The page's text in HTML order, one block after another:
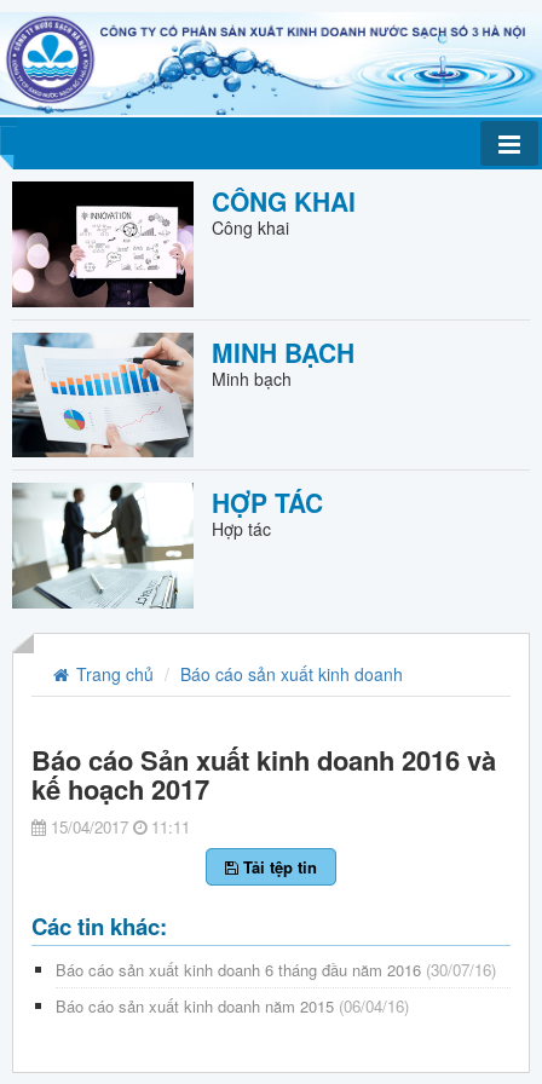
CÔNG KHAI
Công khai
MINH BẠCH
Minh bạch
HỢP TÁC
Hợp tác
Trang chủ Báo cáo sản xuất kinh doanh
Báo cáo Sản xuất kinh doanh 2016 và
kế hoạch 2017
15/04/2017
11:11
Tải tệp tin
Các tin khác:
Báo cáo sản xuất kinh doanh 6 tháng đầu năm 2016 (30/07/16)
Báo cáo sản xuất kinh doanh năm 2015 (06/04/16)